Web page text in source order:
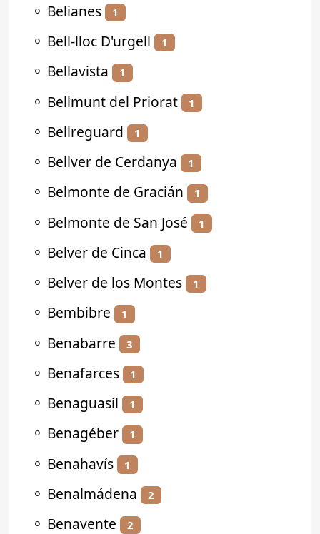
⚬ Belianes 1
⚬ Bell-lloc D'urgell 1
⚬ Bellavista 1
⚬ Bellmunt del Priorat 1
⚬ Bellreguard 1
⚬ Bellver de Cerdanya 1
⚬ Belmonte de Gracián 1
⚬ Belmonte de San José 1
⚬ Belver de Cinca 1
⚬ Belver de los Montes 1
⚬ Bembibre 1
⚬ Benabarre 3
⚬ Benafarces 1
⚬ Benaguasil 1
⚬ Benagéber 1
⚬ Benahavís 1
⚬ Benalmádena 2
⚬ Benavente 2